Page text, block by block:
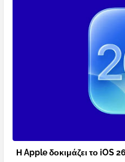
Η Apple δοκιμάζει το iOS